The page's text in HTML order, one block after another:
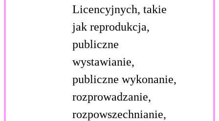
Licencyjnych, takie
jak reprodukcja,
publiczne
wystawianie,
publiczne wykonanie,
rozprowadzanie,
rozpowszechnianie,